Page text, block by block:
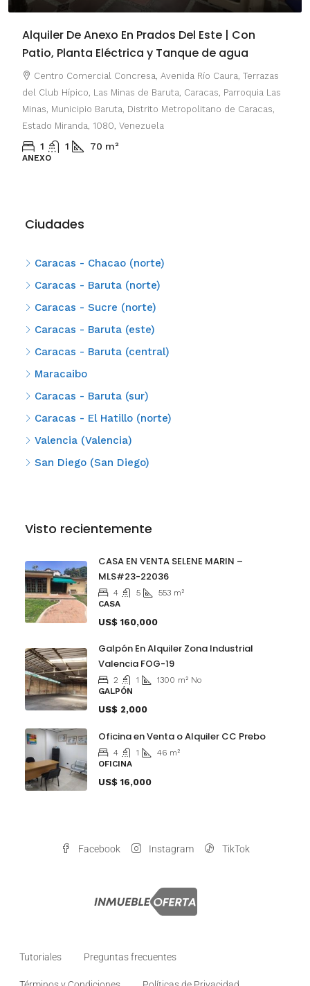
Alquiler De Anexo En Prados Del Este | Con
Patio, Planta Eléctrica y Tanque de agua
Centro Comercial Concresa, Avenida Río Caura, Terrazas
del Club Hípico, Las Minas de Baruta, Caracas, Parroquia Las
Minas, Municipio Baruta, Distrito Metropolitano de Caracas,
Estado Miranda, 1080, Venezuela
1 1 70 m²
ANEXO
Ciudades
Caracas - Chacao (norte)
Caracas - Baruta (norte)
Caracas - Sucre (norte)
Caracas - Baruta (este)
Caracas - Baruta (central)
Maracaibo
Caracas - Baruta (sur)
Caracas - El Hatillo (norte)
Valencia (Valencia)
San Diego (San Diego)
Visto recientemente
CASA EN VENTA SELENE MARIN –
MLS#23-22036
4 5 553 m²
CASA
US$ 160,000
Galpón En Alquiler Zona Industrial
Valencia FOG-19
2 1 1300 m² No
GALPÓN
US$ 2,000
Oficina en Venta o Alquiler CC Prebo
4 1 46 m²
OFICINA
US$ 16,000
Facebook Instagram TikTok
Tutoriales Preguntas frecuentes